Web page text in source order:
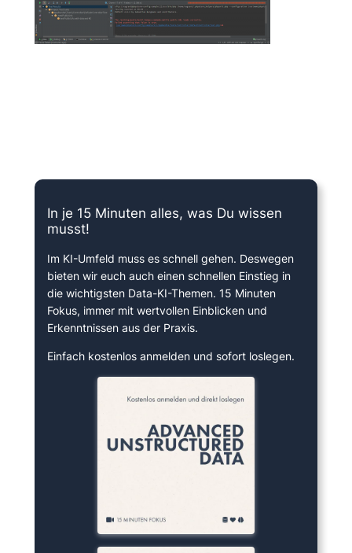
In je 15 Minuten alles, was Du wissen
musst!
Im KI-Umfeld muss es schnell gehen. Deswegen
bieten wir euch auch einen schnellen Einstieg in
die wichtigsten Data-KI-Themen. 15 Minuten
Fokus, immer mit wertvollen Einblicken und
Erkenntnissen aus der Praxis.
Einfach kostenlos anmelden und sofort loslegen.